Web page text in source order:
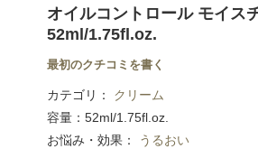
オイルコントロール モイス
52ml/1.75fl.oz.
最初のクチコミを書く
カテゴリ：
クリーム
容量：52ml/1.75fl.oz.
お悩み・効果：
うるおい